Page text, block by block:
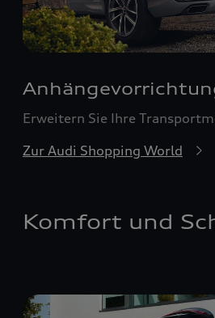
Erweitern Sie Ihre
Zur Audi Shopping World
Komfort und